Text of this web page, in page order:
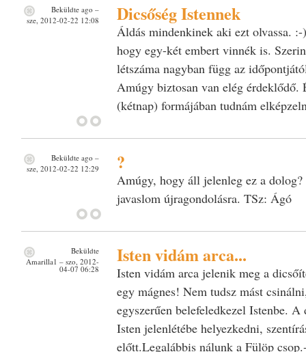
Dicsőség Istennek
Áldás mindenkinek aki ezt olvassa.
hogy egy-két embert vinnék is.
létszáma nagyban függ az
Amúgy biztosan van elég érdeklődő.
(kétnap) formájában tudnám
Beküldte ago –
sze, 2012-02-22 12:08
?
Amúgy, hogy áll jelenleg ez a
javaslom újragondolásra. TSz: Ágó
Beküldte ago –
sze, 2012-02-22 12:29
Isten vidám arca...
Isten vidám arca jelenik meg a
egy mágnes! Nem tudsz mást
egyszerűen belefeledkezel Istenbe.
Isten jelenlétébe helyezkedni,
előtt.Legalábbis nálunk a Fülöp
Beküldte
Amarilla1 – szo, 2012-
04-07 06:28